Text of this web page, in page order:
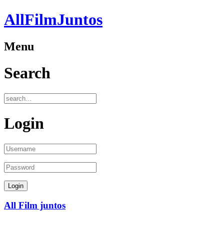
AllFilmJuntos
Menu
Search
Login
All Film juntos